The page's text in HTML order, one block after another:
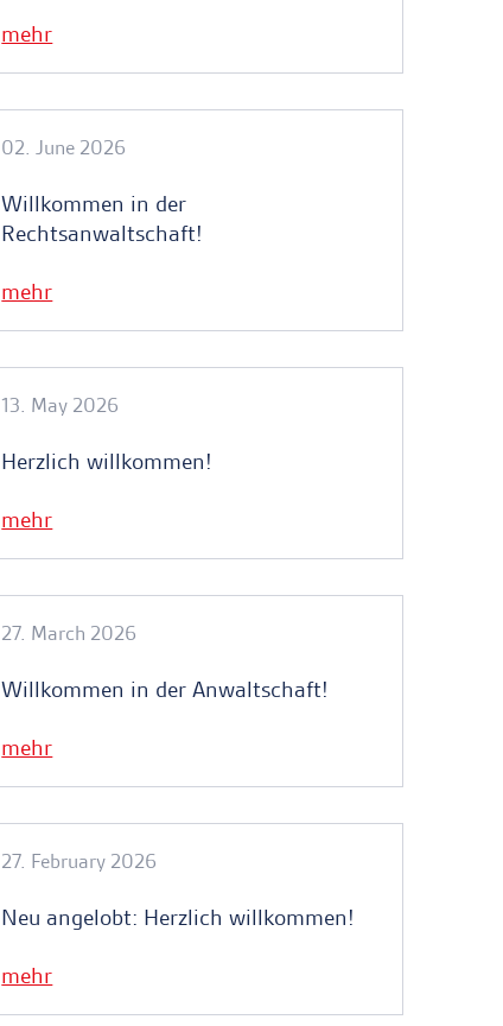
mehr
02. June 2026
Willkommen in der
Rechtsanwaltschaft!
mehr
13. May 2026
Herzlich willkommen!
mehr
27. March 2026
Willkommen in der Anwaltschaft!
mehr
27. February 2026
Neu angelobt: Herzlich willkommen!
mehr